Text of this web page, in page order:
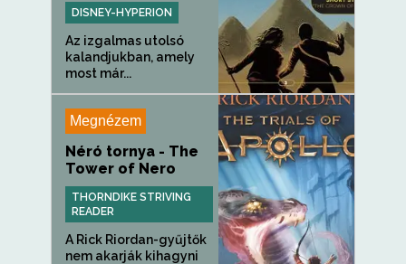
DISNEY-HYPERION
Az izgalmas utolsó
kalandjukban, amely
most már...
Megnézem
Néró tornya - The
Tower of Nero
THORNDIKE STRIVING
READER
A Rick Riordan-gyűjtők
nem akarják kihagyni